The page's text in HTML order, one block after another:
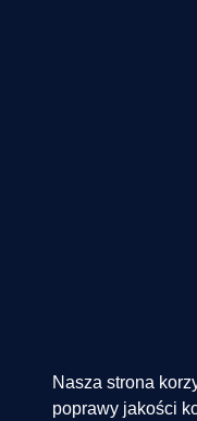
Nasza strona
poprawy jakości